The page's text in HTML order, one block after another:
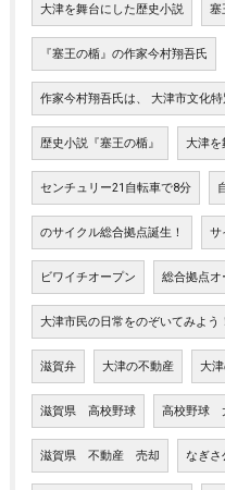
大津を舞台にした歴史小説 塞
『塞王の楯』の作家今村翔吾氏
作家今村翔吾氏は、 大津市文化
歴史小説『塞王の楯』 大津を
センチュリー21自転車で8分
のサイクル総合拠点誕生！ サ
ビワイチオープン 総合拠点オ
大津市民の日常をのぞいてみよう！
滋賀弁 大津の不動産 大
滋賀県 高校野球 高校野球
滋賀県 不動産 売却 なぎ